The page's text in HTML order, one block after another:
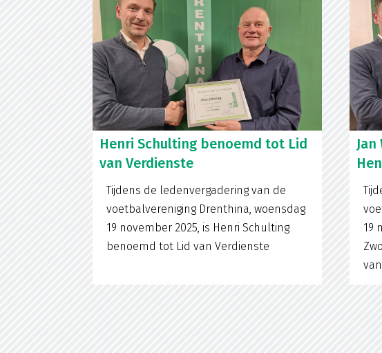
Henri Schulting benoemd tot Lid
van Verdienste
Tijdens de ledenvergadering van de
voetbalvereniging Drenthina, woensdag
19 november 2025, is Henri Schulting
benoemd tot Lid van Verdienste
19